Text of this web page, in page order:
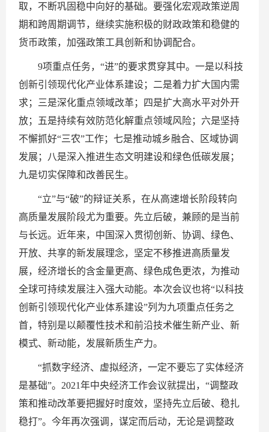
取，不断巩固稳中向好的基础。要强化宏观政策逆周
期和跨周期调节，继续实施积极的财政政策和稳健的
货币政策，加强政策工具创新和协调配合。
9项重点任务，“进”的要求贯穿其中。一是以科技
创新引领现代化产业体系建设；二是着力扩大国内需
求；三是深化重点领域改革；四是扩大高水平对外开
放；五是持续有效防范化解重点领域风险；六是坚持
不懈抓好“三农”工作；七是推动城乡融合、区域协调
发展；八是深入推进生态文明建设和绿色低碳发展；
九是切实保障和改善民生。
“立”与“破”的辩证关系，在从高速增长阶段转向
高质量发展阶段尤为重要。先立后破，兼顾的是当前
与长远。近年来，中国深入贯彻创新、协调、绿色、
开放、共享的新发展理念，坚定不移推进高质量发
展，经济增长的含金量更高、绿色成色更浓，为推动
全球可持续发展注入强大动能。本次会议也将“以科技
创新引领现代化产业体系建设”列为九项重点任务之
首，特别是以颠覆性技术和前沿技术催生新产业、新
模式、新动能，发展新质生产力。
“抓数字经济、虚拟经济，一定不要忘了实体经济
是基础”。2021年中央经济工作会议就提出，“调整政
策和推动改革要把握好时度效，坚持先立后破、稳扎
稳打”。今年再次强调，谋定而后动，无论是调整政